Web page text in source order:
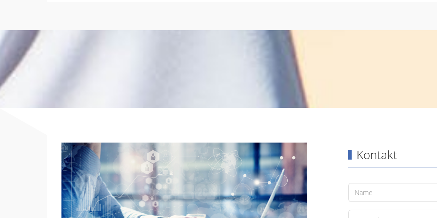
Erfahrung aus über 30 jähriger Tätigkeit im
Unternehmensberatung.
Kontakt